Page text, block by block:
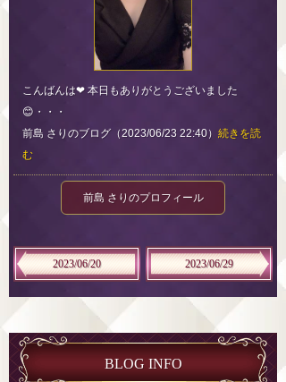
こんばんは❤︎ 本日もありがとうございました
😊・・・
前島 さりのブログ（2023/06/23 22:40） 続きを読
む
前島 さりのプロフィール
2023/06/20 2023/06/29
BLOG INFO